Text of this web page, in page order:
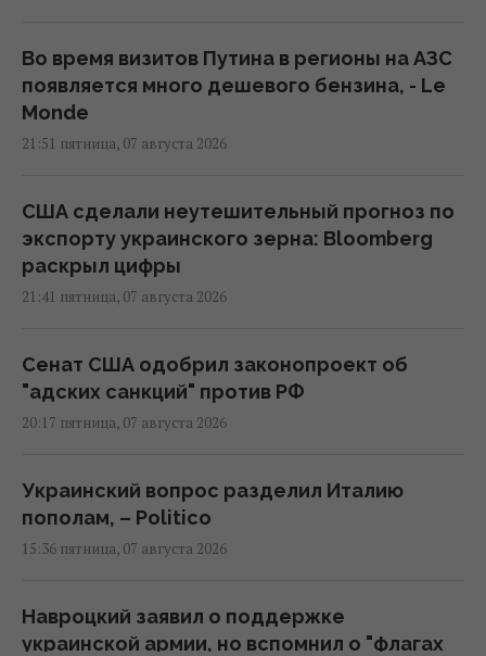
Во время визитов Путина в регионы на АЗС
появляется много дешевого бензина, - Le
Monde
21:51 пятница, 07 августа 2026
США сделали неутешительный прогноз по
экспорту украинского зерна: Bloomberg
раскрыл цифры
21:41 пятница, 07 августа 2026
Сенат США одобрил законопроект об
"адских санкций" против РФ
20:17 пятница, 07 августа 2026
Украинский вопрос разделил Италию
пополам, – Politico
15:36 пятница, 07 августа 2026
Навроцкий заявил о поддержке
украинской армии, но вспомнил о "флагах